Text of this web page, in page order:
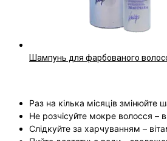
Шампунь для фарбованого
Раз на кілька місяців
Не розчісуйте мокре волосся –
Слідкуйте за харчуванням –